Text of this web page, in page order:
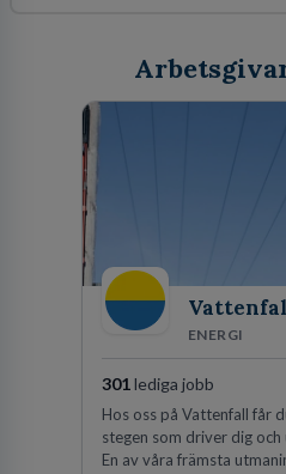
ENERGI
301lediga jobb
Hos oss på Vattenfall får
stegen som driver dig
En av våra främsta